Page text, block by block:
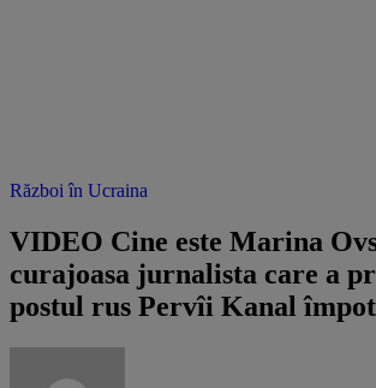
Război în Ucraina
VIDEO Cine este Marina
curajoasa jurnalista care a
postul rus Pervîi Kanal